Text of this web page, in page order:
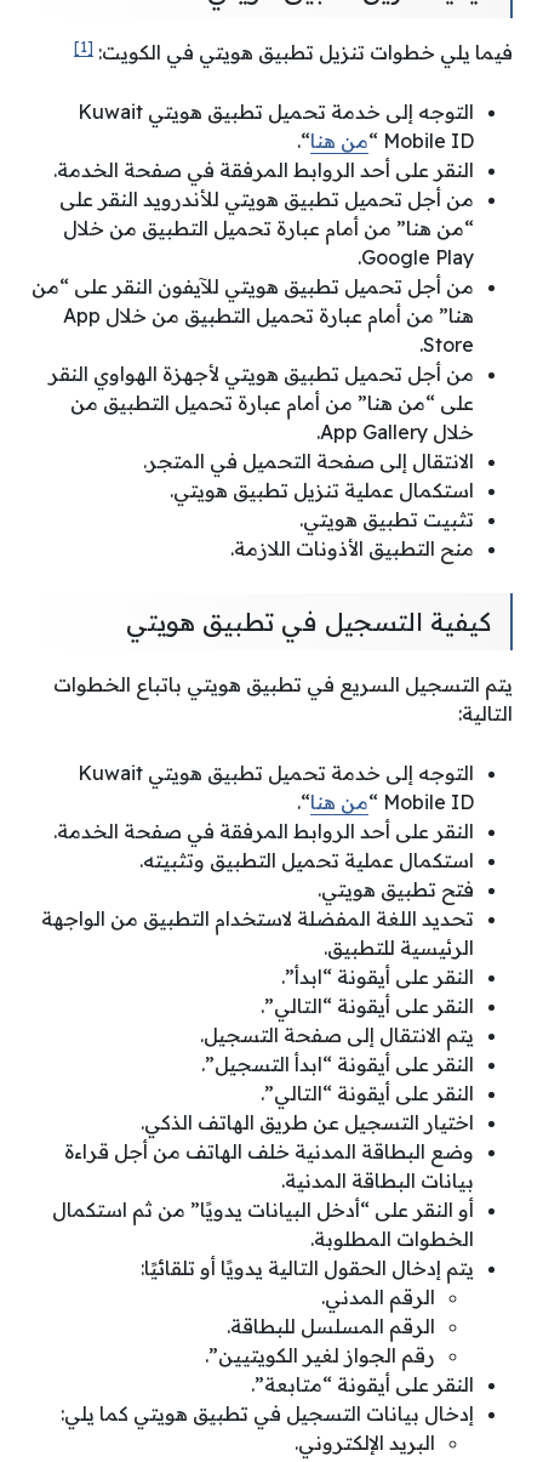
فيما يلي خطوات تنزيل تطبيق هويتي في الكويت: [1]
التوجه إلى خدمة تحميل تطبيق هويتي Kuwait
Mobile ID “
من هنا“.
النقر على أحد الروابط المرفقة في صفحة الخدمة.
من أجل تحميل تطبيق هويتي للأندرويد النقر على
“من هنا” من أمام عبارة تحميل التطبيق من خلال
Google Play.
من أجل تحميل تطبيق هويتي للآيفون النقر على “من
هنا” من أمام عبارة تحميل التطبيق من خلال App
Store.
من أجل تحميل تطبيق هويتي لأجهزة الهواوي النقر
على “من هنا” من أمام عبارة تحميل التطبيق من
خلال App Gallery.
الانتقال إلى صفحة التحميل في المتجر.
استكمال عملية تنزيل تطبيق هويتي.
تثبيت تطبيق هويتي.
منح التطبيق الأذونات اللازمة.
كيفية التسجيل في تطبيق هويتي
يتم التسجيل السريع في تطبيق هويتي باتباع الخطوات
التالية:
التوجه إلى خدمة تحميل تطبيق هويتي Kuwait
Mobile ID “
من هنا“.
النقر على أحد الروابط المرفقة في صفحة الخدمة.
استكمال عملية تحميل التطبيق وتثبيته.
فتح تطبيق هويتي.
تحديد اللغة المفضلة لاستخدام التطبيق من الواجهة
الرئيسية للتطبيق.
النقر على أيقونة “ابدأ”.
النقر على أيقونة “التالي”.
يتم الانتقال إلى صفحة التسجيل.
النقر على أيقونة “ابدأ التسجيل”.
النقر على أيقونة “التالي”.
اختيار التسجيل عن طريق الهاتف الذكي.
وضع البطاقة المدنية خلف الهاتف من أجل قراءة
بيانات البطاقة المدنية.
أو النقر على “أدخل البيانات يدويًا” من ثم استكمال
الخطوات المطلوبة.
يتم إدخال الحقول التالية يدويًا أو تلقائيًا:
الرقم المدني.
الرقم المسلسل للبطاقة.
رقم الجواز لغير الكويتيين”.
النقر على أيقونة “متابعة”.
إدخال بيانات التسجيل في تطبيق هويتي كما يلي:
البريد الإلكتروني.